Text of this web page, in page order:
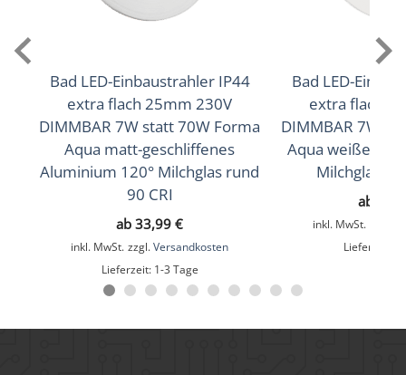
Lichtfarbtemperatur (K)
2700K (Warmweiß), 3000K (Warmweiß), 4000K
(Neutralweiß)
Farbwiedergabe (CRI / Ra)
Schutzklasse (IP)
Mittlere Lebensdauer
Schwenkbar
Bad LED-Einbaustrahler IP44
extra flach 25mm 230V
DIMMBAR 7W statt 70W Forma
Aqua matt-geschliffenes
Aluminium 120° Milchglas rund
90 CRI
ab 33,99 €
inkl. MwSt. zzgl. Versandkosten
Lieferzeit: 1-3 Tage
Bad LED-
extra flach
DIMMBAR 7W
Aqua weißes
Milchglas
ab
inkl. MwSt.
Lieferzeit: